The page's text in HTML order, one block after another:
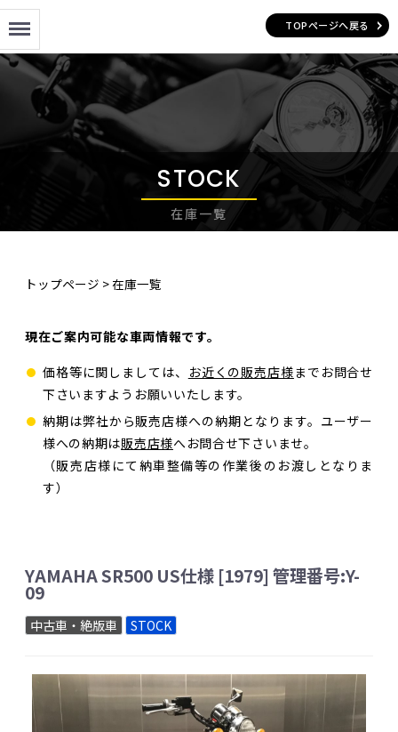
STOCK
在庫一覧
トップページ >在庫一覧
現在ご案内可能な車両情報です。
価格等に関しましては、
お近くの販売店様までお問合せ
下さいますようお願いいたします。
納期は弊社から販売店様への納期となります。ユーザー
様への納期は販売店様へお問合せ下さいませ。
（販売店様にて納車整備等の作業後のお渡しとなりま
す）
YAMAHA SR500 US仕様 [1979] 管理番号:Y-
09
中古車・絶版車 STOCK
TOPページへ戻る